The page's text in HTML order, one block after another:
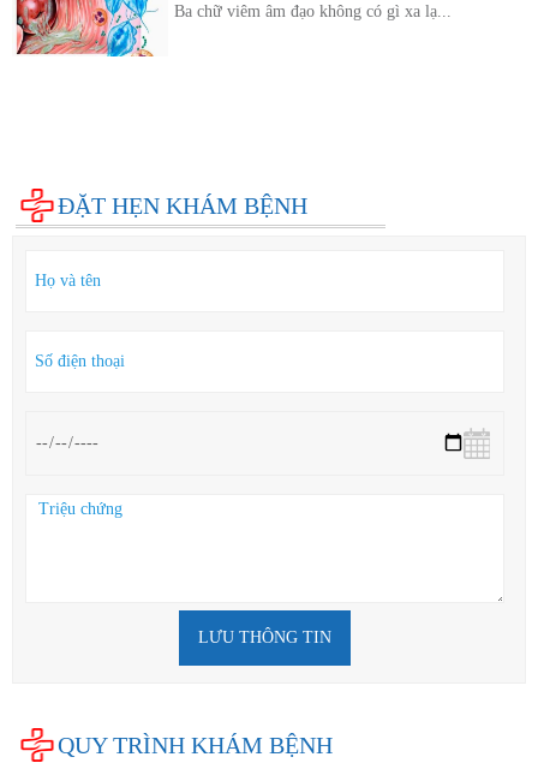
Ba chữ viêm âm đạo không có gì xa lạ...
ĐẶT HẸN KHÁM BỆNH
LƯU THÔNG TIN
QUY TRÌNH KHÁM BỆNH